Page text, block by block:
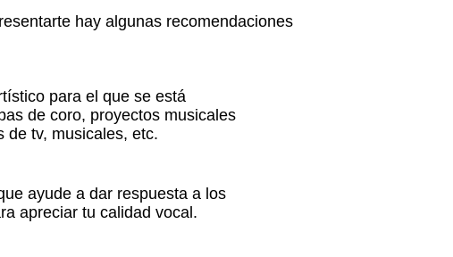
hay algunas recomendaciones
para el que se está
de coro, proyectos musicales
de tv, musicales, etc.
ayude a dar respuesta a los
apreciar tu calidad vocal.